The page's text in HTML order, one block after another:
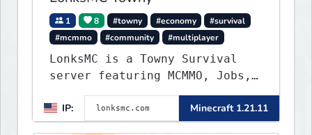
1 8 #towny #economy
#survival
#mcmmo
#community #multiplayer
LonksMC is a Towny Survival
server featuring MCMMO, Jobs,
weekly events. We focus on a
friendly community, balanced
IP: Minecraft 1.21.11